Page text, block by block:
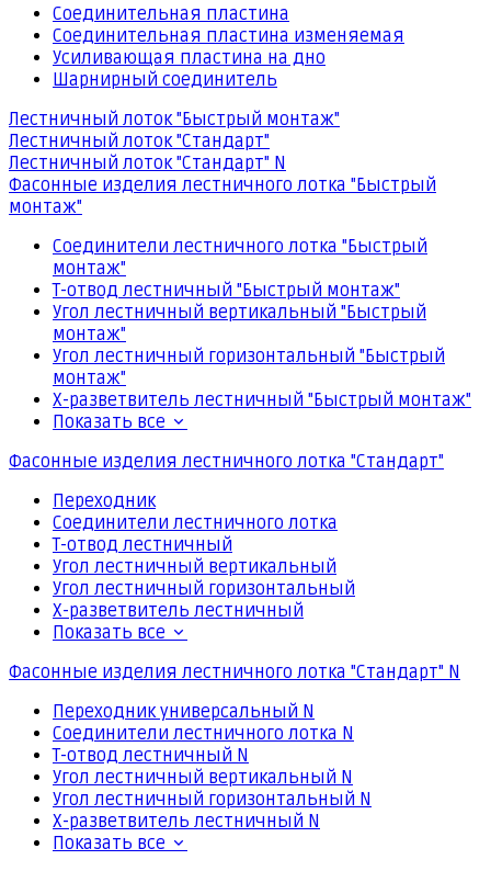
Соединительная пластина
Соединительная пластина изменяемая
Усиливающая пластина на дно
Шарнирный соединитель
Лестничный лоток "Быстрый монтаж"
Лестничный лоток "Стандарт"
Лестничный лоток "Стандарт" N
Фасонные изделия лестничного лотка "Быстрый
монтаж"
Соединители лестничного лотка "Быстрый
монтаж"
Т-отвод лестничный "Быстрый монтаж"
Угол лестничный вертикальный "Быстрый
монтаж"
Угол лестничный горизонтальный "Быстрый
монтаж"
Х-разветвитель лестничный "Быстрый монтаж"
Показать все
Фасонные изделия лестничного лотка "Стандарт"
Переходник
Соединители лестничного лотка
Т-отвод лестничный
Угол лестничный вертикальный
Угол лестничный горизонтальный
Х-разветвитель лестничный
Показать все
Фасонные изделия лестничного лотка "Стандарт" N
Переходник универсальный N
Соединители лестничного лотка N
Т-отвод лестничный N
Угол лестничный вертикальный N
Угол лестничный горизонтальный N
Х-разветвитель лестничный N
Показать все